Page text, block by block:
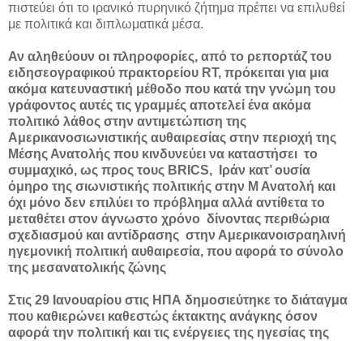
πιστεύει ότι το ιρανικό πυρηνικό ζήτημα πρέπει να επιλυθεί
με πολιτικά και διπλωματικά μέσα.
Αν αληθεύουν οι πληροφορίες, από το ρεπορτάζ του
ειδησεογραφικού πρακτορείου RT, πρόκειται για μια
ακόμα κατευναστική μέθοδο που κατά την γνώμη του
γράφοντος αυτές τις γραμμές αποτελεί ένα ακόμα
πολιτικό λάθος στην αντιμετώπιση της
Αμερικανοσιωνιστικής αυθαιρεσίας στην περιοχή της
Μέσης Ανατολής που κινδυνεύει να καταστήσει το
συμμαχικό, ως προς τους BRICS, Ιράν κατ’ ουσία
όμηρο της σιωνιστικής πολιτικής στην Μ Ανατολή και
όχι μόνο δεν επιλύει το πρόβλημα αλλά αντίθετα το
μεταθέτει στον άγνωστο χρόνο δίνοντας περιθώρια
σχεδιασμού και αντίδρασης στην Αμερικανοισραηλινή
ηγεμονική πολιτική αυθαιρεσία, που αφορά το σύνολο
της μεσανατολικής ζώνης
Στις 29 Ιανουαρίου στις ΗΠΑ δημοσιεύτηκε το διάταγμα
που καθιερώνει καθεστώς έκτακτης ανάγκης όσον
αφορά την πολιτική και τις ενέργειες της ηγεσίας της